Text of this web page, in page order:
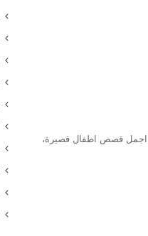
اجمل قصص اطفال قصيرة،